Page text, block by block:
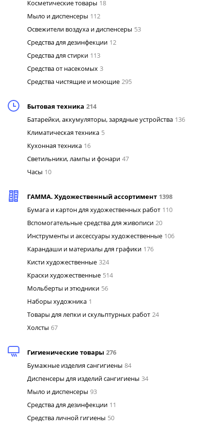
Косметические товары 18
Мыло и диспенсеры 112
Освежители воздуха и диспенсеры 53
Средства для дезинфекции 12
Средства для стирки 113
Средства от насекомых 3
Средства чистящие и моющие 295
Бытовая техника 214
Батарейки, аккумуляторы, зарядные устройства 136
Климатическая техника 5
Кухонная техника 16
Светильники, лампы и фонари 47
Часы 10
ГАММА. Художественный ассортимент 1398
Бумага и картон для художественных работ 110
Вспомогательные средства для живописи 20
Инструменты и аксессуары художественные 106
Карандаши и материалы для графики 176
Кисти художественные 324
Краски художественные 514
Мольберты и этюдники 56
Наборы художника 1
Товары для лепки и скульптурных работ 24
Холсты 67
Гигиенические товары 276
Бумажные изделия сангигиены 84
Диспенсеры для изделий сангигиены 34
Мыло и диспенсеры 93
Средства для дезинфекции 11
Средства личной гигиены 50